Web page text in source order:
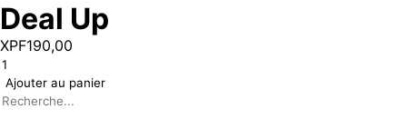
Deal Up
XPF190,00
Ajouter au panier